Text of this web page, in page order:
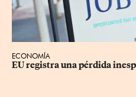
ECONOMÍA
EU registra una pérdida